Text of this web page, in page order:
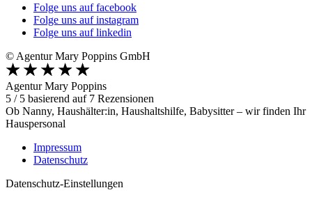
Folge uns auf facebook
Folge uns auf instagram
Folge uns auf linkedin
© Agentur Mary Poppins GmbH
Agentur Mary Poppins
5 / 5 basierend auf 7 Rezensionen
Ob Nanny, Haushälter:in, Haushaltshilfe, Babysitter – wir finden Ihr
Hauspersonal
Impressum
Datenschutz
Datenschutz-Einstellungen